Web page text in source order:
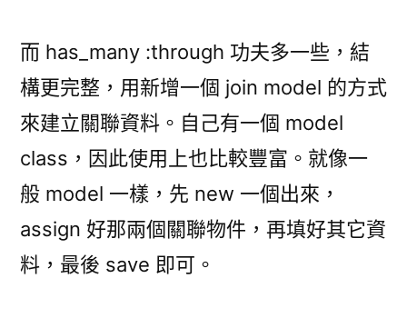
而 has_many :through 功夫多一些，結
構更完整，用新增一個 join model 的方式
來建立關聯資料。自己有一個 model
class，因此使用上也比較豐富。就像一
般 model 一樣，先 new 一個出來，
assign 好那兩個關聯物件，再填好其它資
料，最後 save 即可。